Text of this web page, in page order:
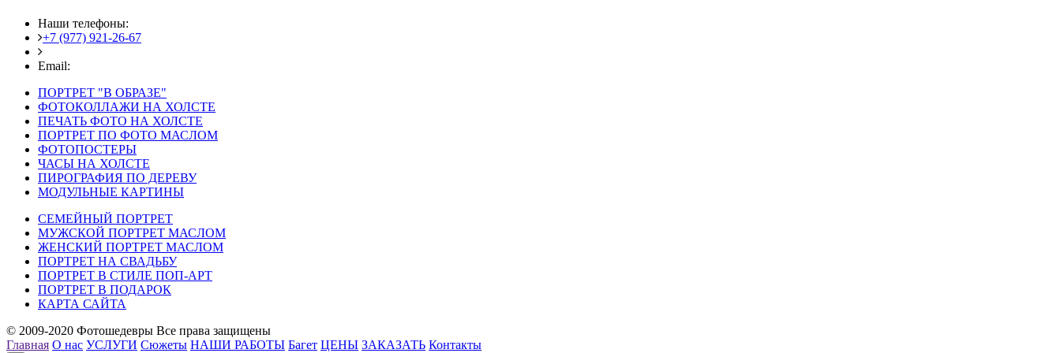
Наши телефоны:
+7 (977) 921-26-67
Email:
ПОРТРЕТ "В ОБРАЗЕ"
ФОТОКОЛЛАЖИ НА ХОЛСТЕ
ПЕЧАТЬ ФОТО НА ХОЛСТЕ
ПОРТРЕТ ПО ФОТО МАСЛОМ
ФОТОПОСТЕРЫ
ЧАСЫ НА ХОЛСТЕ
ПИРОГРАФИЯ ПО ДЕРЕВУ
МОДУЛЬНЫЕ КАРТИНЫ
СЕМЕЙНЫЙ ПОРТРЕТ
МУЖСКОЙ ПОРТРЕТ МАСЛОМ
ЖЕНСКИЙ ПОРТРЕТ МАСЛОМ
ПОРТРЕТ НА СВАДЬБУ
ПОРТРЕТ В СТИЛЕ ПОП-АРТ
ПОРТРЕТ В ПОДАРОК
КАРТА САЙТА
© 2009-2020 Фотошедевры Все права защищены
Главная О нас УСЛУГИ Сюжеты НАШИ РАБОТЫ Багет ЦЕНЫ ЗАКАЗАТЬ Контакты